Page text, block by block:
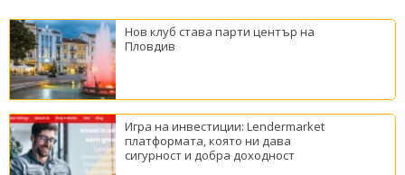
Нов клуб става парти център на
Пловдив
Игра на инвестиции: Lendermarket
платформата, която ни дава
сигурност и добра доходност